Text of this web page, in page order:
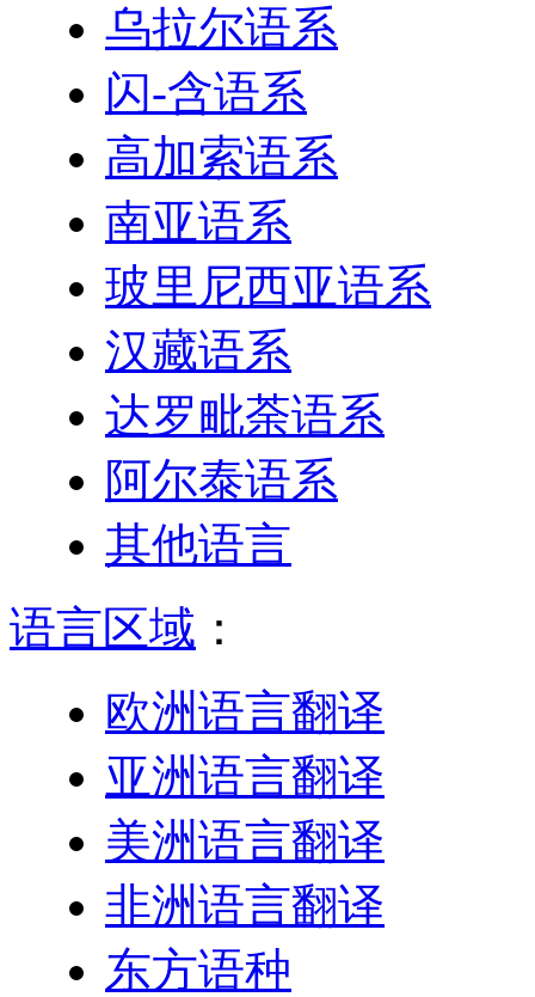
乌拉尔语系
闪-含语系
高加索语系
南亚语系
玻里尼西亚语系
汉藏语系
达罗毗荼语系
阿尔泰语系
其他语言
语言区域 ：
欧洲语言翻译
亚洲语言翻译
美洲语言翻译
非洲语言翻译
东方语种